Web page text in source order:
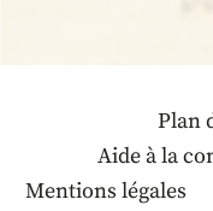
Plan
Aide à la
Mentions légales